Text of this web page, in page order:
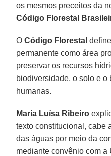
os mesmos preceitos da
Código Florestal
OCódigo Florestal
permanente como área
preservar os recursos
biodiversidade, o solo e
humanas.
Maria Luísa Ribeiro
texto constitucional, cabe
das águas por meio da
mediante convênio com a